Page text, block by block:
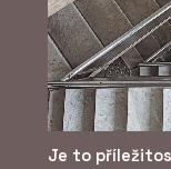
Je to